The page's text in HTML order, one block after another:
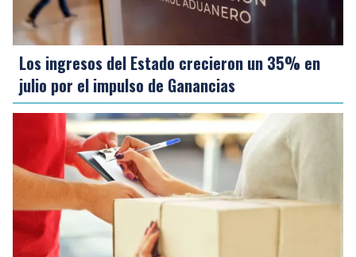
Los ingresos del Estado crecieron un 35% en
julio por el impulso de Ganancias